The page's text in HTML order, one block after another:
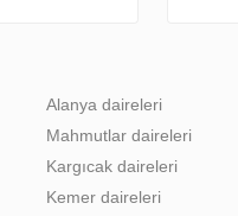
Alanya daireleri
Mahmutlar daireleri
Kargıcak daireleri
Kemer daireleri